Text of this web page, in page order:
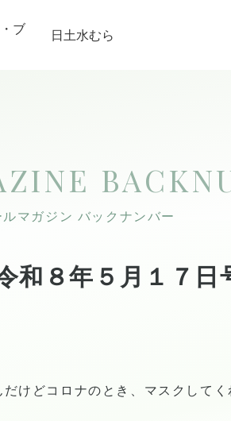
ブ 日土水むら
ルマガジン バックナンバー
和８年５月１７日
けどコロナのとき、マスクして